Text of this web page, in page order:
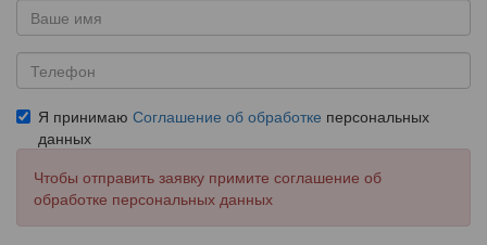
Я принимаю Соглашение об обработке персональных
данных
Чтобы отправить заявку примите соглашение об
обработке персональных данных